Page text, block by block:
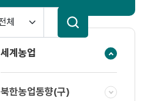
세계농업
북한농업동향(구)
창